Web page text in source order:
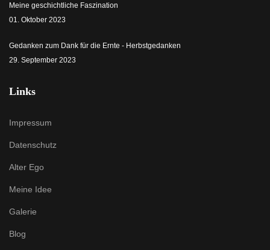
Meine geschichtliche Faszination
01. Oktober 2023
Gedanken zum Dank für die Ernte - Herbstgedanken
29. September 2023
Links
Impressum
Datenschutz
Alter Ego
Meine Idee
Galerie
Blog